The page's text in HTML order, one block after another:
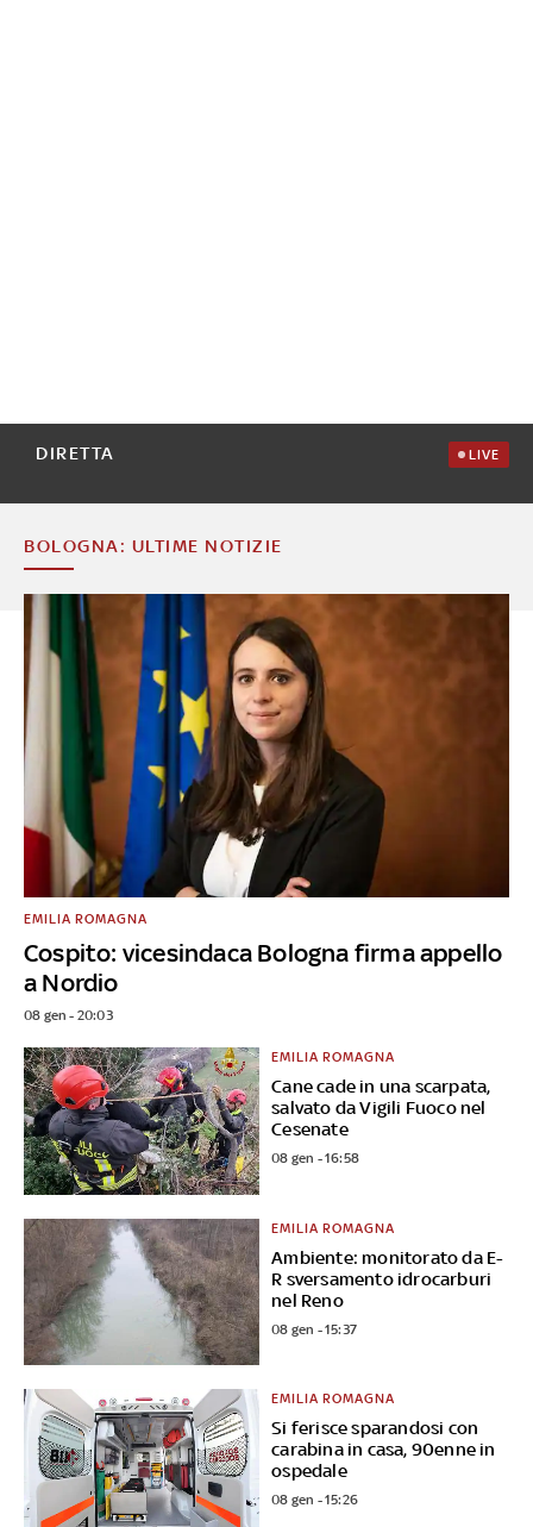
DIRETTA LIVE
BOLOGNA: ULTIME NOTIZIE
Cospito: vicesindaca Bologna firma appello
a Nordio
EMILIA ROMAGNA
08 gen - 20:03
Cane cade in una scarpata,
salvato da Vigili Fuoco nel
Cesenate
EMILIA ROMAGNA
08 gen - 16:58
Ambiente: monitorato da E-
R sversamento idrocarburi
nel Reno
EMILIA ROMAGNA
08 gen - 15:37
Si ferisce sparandosi con
carabina in casa, 90enne in
ospedale
EMILIA ROMAGNA
08 gen - 15:26